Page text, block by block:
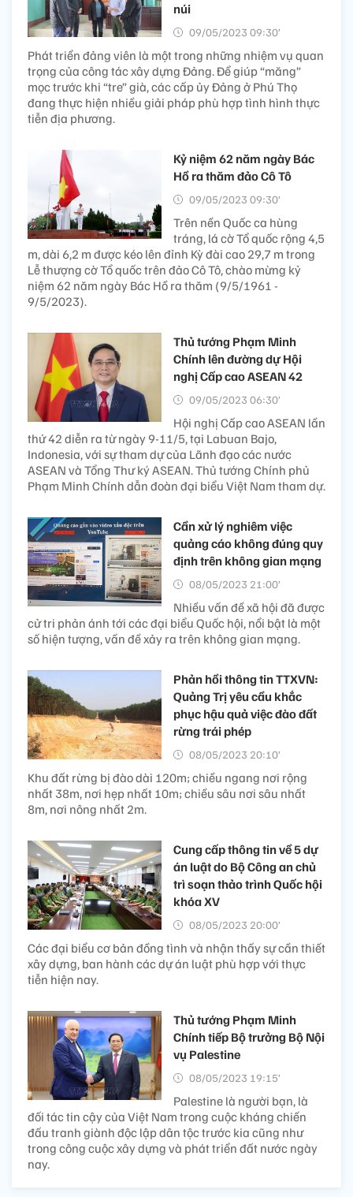
núi
09/05/2023 09:30’
Phát triển đảng viên là một trong những nhiệm vụ quan
trọng của công tác xây dựng Đảng. Để giúp “măng”
mọc trước khi “tre” già, các cấp ủy Đảng ở Phú Thọ
đang thực hiện nhiều giải pháp phù hợp tình hình thực
tiễn địa phương.
Kỷ niệm 62 năm ngày Bác
Hồ ra thăm đảo Cô Tô
09/05/2023 09:30’
Trên nền Quốc ca hùng
tráng, lá cờ Tổ quốc rộng 4,5
m, dài 6,2 m được kéo lên đỉnh Kỳ đài cao 29,7 m trong
Lễ thượng cờ Tổ quốc trên đảo Cô Tô, chào mừng kỷ
niệm 62 năm ngày Bác Hồ ra thăm (9/5/1961 -
9/5/2023).
Thủ tướng Phạm Minh
Chính lên đường dự Hội
nghị Cấp cao ASEAN 42
09/05/2023 06:30’
Hội nghị Cấp cao ASEAN lần
thứ 42 diễn ra từ ngày 9-11/5, tại Labuan Bajo,
Indonesia, với sự tham dự của Lãnh đạo các nước
ASEAN và Tổng Thư ký ASEAN. Thủ tướng Chính phủ
Phạm Minh Chính dẫn đoàn đại biểu Việt Nam tham dự.
Cần xử lý nghiêm việc
quảng cáo không đúng quy
định trên không gian mạng
08/05/2023 21:00’
Nhiều vấn đề xã hội đã được
cử tri phản ánh tới các đại biểu Quốc hội, nổi bật là một
số hiện tượng, vấn đề xảy ra trên không gian mạng.
Phản hồi thông tin TTXVN:
Quảng Trị yêu cầu khắc
phục hậu quả việc đào đất
rừng trái phép
08/05/2023 20:10’
Khu đất rừng bị đào dài 120m; chiều ngang nơi rộng
nhất 38m, nơi hẹp nhất 10m; chiều sâu nơi sâu nhất
8m, nơi nông nhất 2m.
Cung cấp thông tin về 5 dự
án luật do Bộ Công an chủ
trì soạn thảo trình Quốc hội
khóa XV
08/05/2023 20:00’
Các đại biểu cơ bản đồng tình và nhận thấy sự cần thiết
xây dựng, ban hành các dự án luật phù hợp với thực
tiễn hiện nay.
Thủ tướng Phạm Minh
Chính tiếp Bộ trưởng Bộ Nội
vụ Palestine
08/05/2023 19:15’
Palestine là người bạn, là
đối tác tin cậy của Việt Nam trong cuộc kháng chiến
đấu tranh giành độc lập dân tộc trước kia cũng như
trong công cuộc xây dựng và phát triển đất nước ngày
nay.